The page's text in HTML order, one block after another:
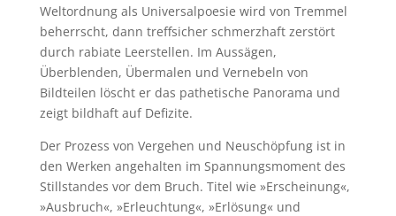
Weltordnung als Universalpoesie wird von Tremmel
beherrscht, dann treffsicher schmerzhaft zerstört
durch rabiate Leerstellen. Im Aussägen,
Überblenden, Übermalen und Vernebeln von
Bildteilen löscht er das pathetische Panorama und
zeigt bildhaft auf Defizite.
Der Prozess von Vergehen und Neuschöpfung ist in
den Werken angehalten im Spannungsmoment des
Stillstandes vor dem Bruch. Titel wie »Erscheinung«,
»Ausbruch«, »Erleuchtung«, »Erlösung« und